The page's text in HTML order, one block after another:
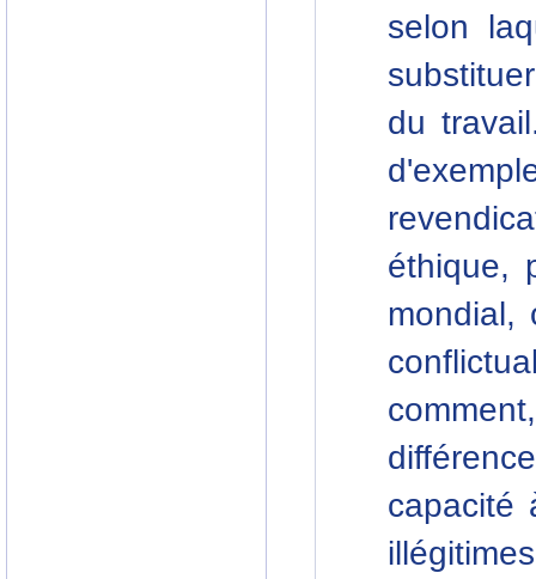
selon
du
éthique,
mondial,
capacité